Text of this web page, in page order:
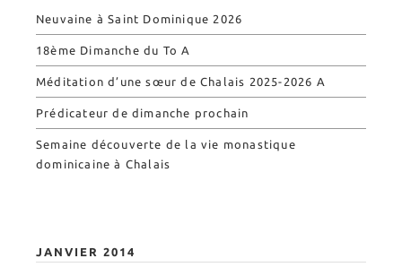
Neuvaine à Saint Dominique 2026
18ème Dimanche du To A
Méditation d’une sœur de Chalais 2025-2026 A
Prédicateur de dimanche prochain
Semaine découverte de la vie monastique
dominicaine à Chalais
JANVIER 2014